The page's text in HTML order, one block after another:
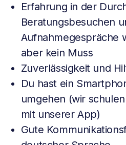
Erfahrung in der
Beratungsbesuchen
Aufnahmegespräche
aber kein Muss
Zuverlässigkeit und
Du hast ein
umgehen (wir
mit unserer App)
Gute